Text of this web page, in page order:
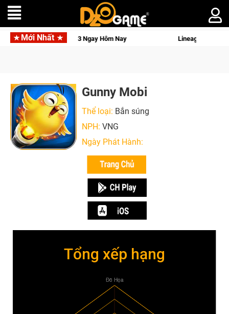
Mới Nhất
W – Quyền lực và tài phú sẽ về tay kẻ đoạt được Vương Quyền thành Kent
Gunny Mobi
Thể loại: Bắn súng
NPH: VNG
Ngày Phát Hành:
Tổng xếp hạng